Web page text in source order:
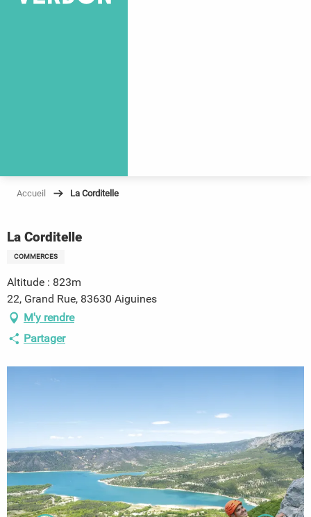
Accueil La Corditelle
La Corditelle
COMMERCES
Altitude : 823m
22, Grand Rue, 83630 Aiguines
M'y rendre
Partager